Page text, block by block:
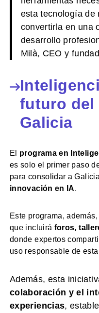
esta tecnología de
convertirla en una
desarrollo
Milà, CEO y
futuro del
Galicia
El programa en
es solo el primer paso
para consolidar a
innovación en IA.
Este programa,
que incluirá foros,
donde expertos
uso responsable de
Además, esta
colaboración y el
experiencias,